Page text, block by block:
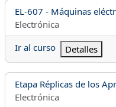
Nombre del curso
EL-607 - Máquinas
Categoría del curso
Electrónica
Ir al curso
Detalles
Nombre del curso
Etapa Réplicas de los
Categoría del curso
Electrónica